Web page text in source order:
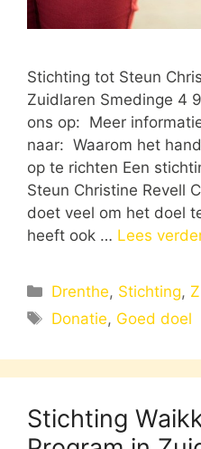
Stichting tot Steun
Zuidlaren Smedinge 4
ons op: Meer
naar: Waarom het
op te richten Een
Steun Christine Revell
doet veel om het doel
heeft ook … Lees
Categorieën
Drenthe, Stichting,
Tags
Donatie, Goed doel
Stichting